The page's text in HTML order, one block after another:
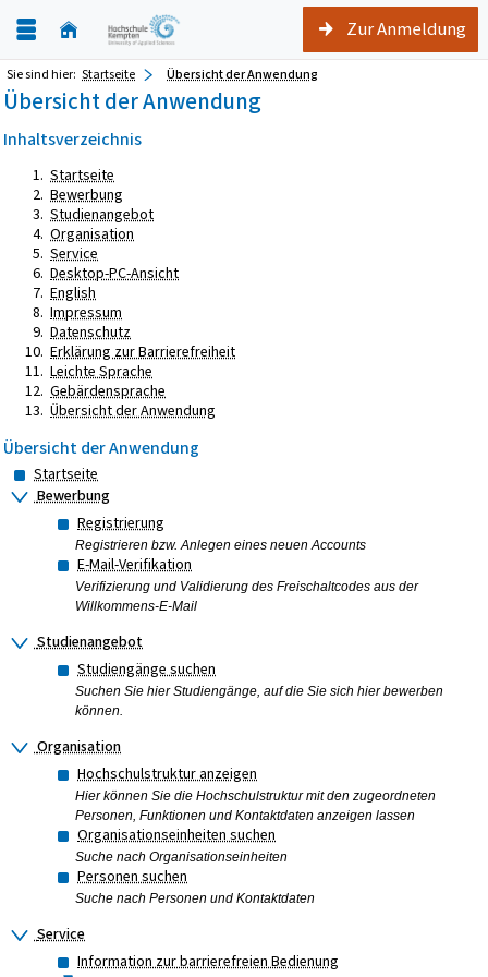
Zur Anmeldung
Sie sind hier: Startseite Übersicht der Anwendung
Übersicht der Anwendung
Inhaltsverzeichnis
Startseite
Bewerbung
Studienangebot
Organisation
Service
Desktop-PC-Ansicht
English
Impressum
Datenschutz
Erklärung zur Barrierefreiheit
Leichte Sprache
Gebärdensprache
Übersicht der Anwendung
Übersicht der Anwendung
Startseite
Bewerbung
Registrierung
Registrieren bzw. Anlegen eines neuen Accounts
E-Mail-Verifikation
Verifizierung und Validierung des Freischaltcodes aus der
Willkommens-E-Mail
Studienangebot
Studiengänge suchen
Suchen Sie hier Studiengänge, auf die Sie sich hier bewerben
können.
Organisation
Hochschulstruktur anzeigen
Hier können Sie die Hochschulstruktur mit den zugeordneten
Personen, Funktionen und Kontaktdaten anzeigen lassen
Organisationseinheiten suchen
Suche nach Organisationseinheiten
Personen suchen
Suche nach Personen und Kontaktdaten
Service
Information zur barrierefreien Bedienung